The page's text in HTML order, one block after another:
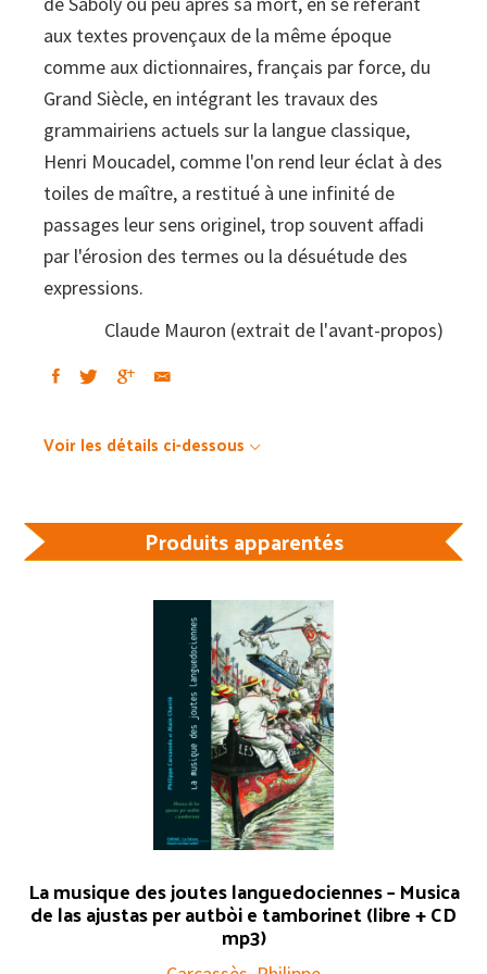
aux textes provençaux de la même époque
comme aux dictionnaires, français par force, du
Grand Siècle, en intégrant les travaux des
grammairiens actuels sur la langue classique,
Henri Moucadel, comme l'on rend leur éclat à des
toiles de maître, a restitué à une infinité de
passages leur sens originel, trop souvent affadi
par l'érosion des termes ou la désuétude des
expressions.
Claude Mauron (extrait de l'avant-propos)
Voir les détails ci-dessous
Produits apparentés
La musique des joutes languedociennes – Musica
de las ajustas per autbòi e tamborinet (libre + CD
mp3)